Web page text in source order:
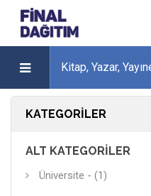
KATEGORILER
ALT KATEGORILER
Üniversite - (1)